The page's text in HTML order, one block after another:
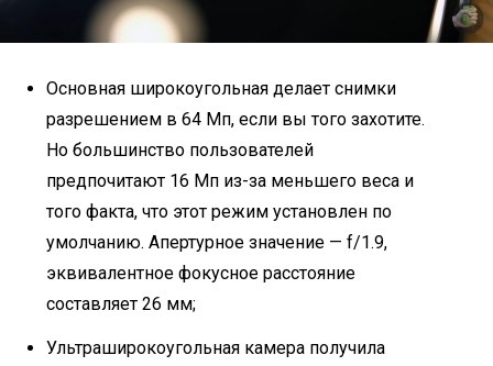
Основная широкоугольная делает снимки
разрешением в 64 Мп, если вы того захотите.
Но большинство пользователей
предпочитают 16 Мп из-за меньшего веса и
того факта, что этот режим установлен по
умолчанию. Апертурное значение — f/1.9,
эквивалентное фокусное расстояние
составляет 26 мм;
Ультраширокоугольная камера получила